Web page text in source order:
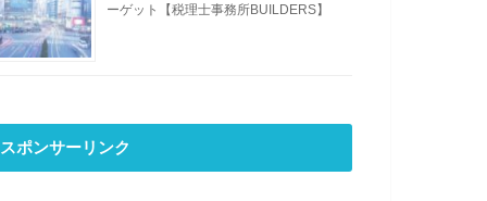
ーゲット【税理士事務所BUILDERS】
スポンサーリンク